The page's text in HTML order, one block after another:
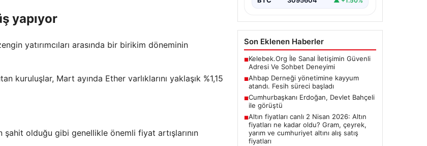
yapıyor
yatırımcıları arasında bir birikim döneminin
kuruluşlar, Mart ayında Ether varlıklarını yaklaşık %1,15
olduğu gibi genellikle önemli fiyat artışlarının
Son Eklenen Haberler
■Kelebek.Org İle Sanal İletişimin Güvenli
Adresi Ve Sohbet Deneyimi
■Ahbap Derneği yönetimine kayyum
atandı. Fesih süreci başladı
■Cumhurbaşkanı Erdoğan, Devlet Bahçeli
ile görüştü
■Altın fiyatları canlı 2 Nisan 2026: Altın
fiyatları ne kadar oldu? Gram, çeyrek,
yarım ve cumhuriyet altını alış satış
fiyatları